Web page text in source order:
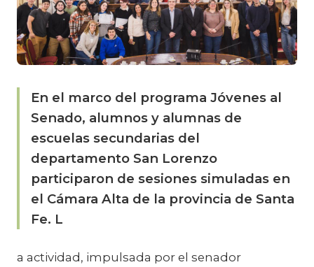
En el marco del programa Jóvenes al
Senado, alumnos y alumnas de
escuelas secundarias del
departamento San Lorenzo
participaron de sesiones simuladas en
el Cámara Alta de la provincia de Santa
Fe. L
a actividad, impulsada por el senador